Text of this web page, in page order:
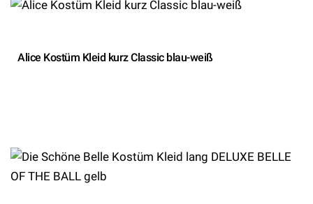
Alice Kostüm Kleid kurz Classic blau-weiß